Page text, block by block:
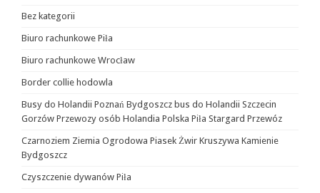
Bez kategorii
Biuro rachunkowe Piła
Biuro rachunkowe Wrocław
Border collie hodowla
Busy do Holandii Poznań Bydgoszcz bus do Holandii Szczecin
Gorzów Przewozy osób Holandia Polska Piła Stargard Przewóz
Czarnoziem Ziemia Ogrodowa Piasek Żwir Kruszywa Kamienie
Bydgoszcz
Czyszczenie dywanów Piła